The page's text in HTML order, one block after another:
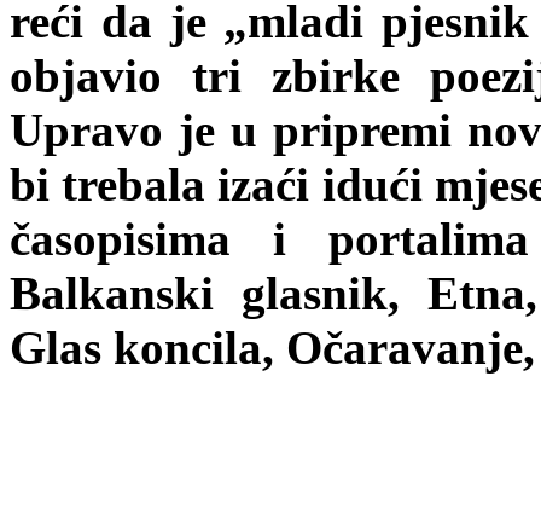
reći da je „mladi
objavio tri zbirke
Upravo je u pripremi
bi trebala izaći idući
časopisima i
Balkanski glasnik,
Glas koncila,